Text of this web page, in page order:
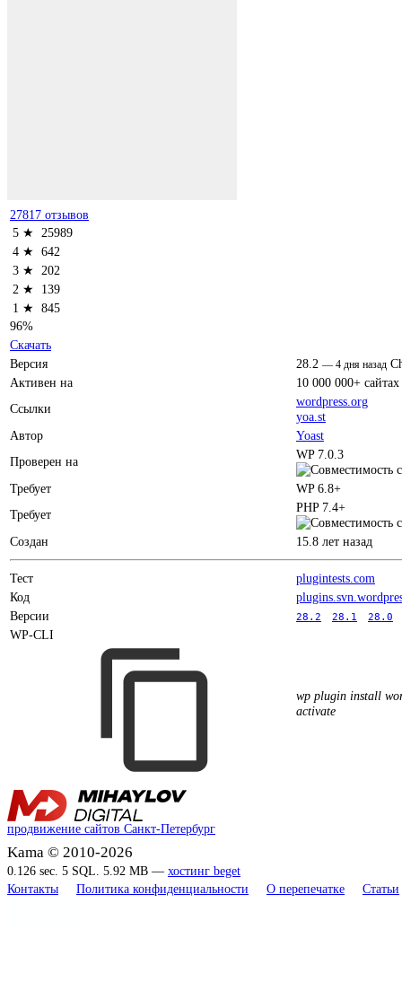
27817 отзывов
5 ★
25989
4 ★ 642
3 ★
202
2 ★
139
1 ★ 845
96%
Скачать
Версия
28.2 — 4 дня назад
Активен на
10 000 000+ сайтах
Ссылки
wordpress.org
yoa.st
Автор
Yoast
Проверен на
WP 7.0.3
Требует
WP 6.8+
Требует
PHP 7.4+
Создан 15.8 лет назад
Тест
plugintests.com
Код
Версии
28.2 28.1 28.0
WP-CLI
wp plugin install
activate
продвижение сайтов Санкт-Петербург
Kama © 2010-2026
0.126 sec. 5 SQL. 5.92 MB — хостинг beget
Контакты
Политика конфиденциальности О перепечатке Статьи